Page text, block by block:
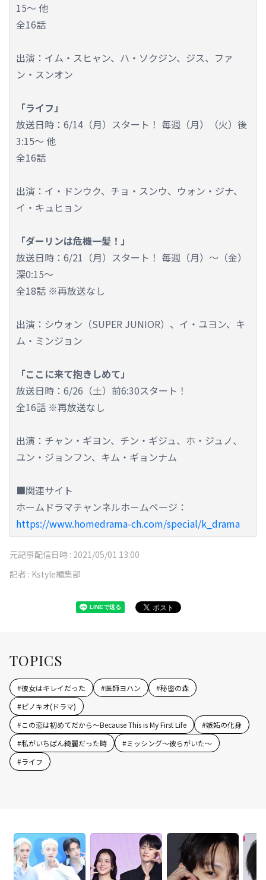
15～ 他
全16話
出演：イム・スヒャン、ハ・ソクジン、ジス、ファ
ン・スンオン
「ライフ」
放送日時：6/14（月）スタート！ 毎週（月）（火）後
3:15～ 他
全16話
出演：イ・ドンウク、チョ・スンウ、ウォン・ジナ、
イ・キュヒョン
「ダーリンは危機一髪！」
放送日時：6/21（月）スタート！ 毎週（月）～（金）
深0:15～
全18話 ※再放送なし
出演：シウォン（SUPER JUNIOR）、イ・ユヨン、キ
ム・ミンジョン
「ここに来て抱きしめて」
放送日時：6/26（土）前6:30スタート！
全16話 ※再放送なし
出演：チャン・ギヨン、チン・ギジュ、ホ・ジュノ、
ユン・ジョンフン、キム・ギョンナム
■関連サイト
ホームドラマチャンネルホームページ：
https://www.homedrama-ch.com/special/k_drama
元記事配信日時 : 2021/05/01 13:00
記者 : Kstyle編集部
TOPICS
#彼女はキレイだった #医師ヨハン #秘密の森
#ピノキオ(ドラマ)
#この恋は初めてだから～Because This is My First Life #嫉妬の化身
#私がいちばん綺麗だった時 #ミッシング～彼らがいた～
#ライフ